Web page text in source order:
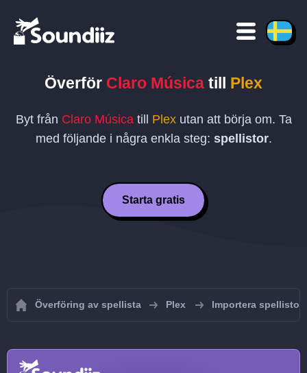
Överför Claro Música till Plex
Byt från Claro Músicatill Plexutan att börja om. Ta
med följande i några enkla steg: spellistor.
Starta gratis
Överföring av spellista Plex Importera spellistor